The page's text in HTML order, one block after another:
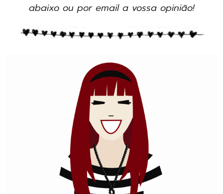
abaixo ou por email a vossa opinião!